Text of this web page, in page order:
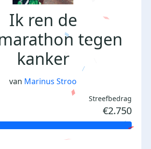
Ik ren de
tegen
kanker
van Marinus Stroo
Streefbedrag
€2.750